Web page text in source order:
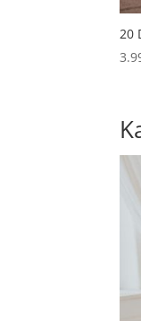
20